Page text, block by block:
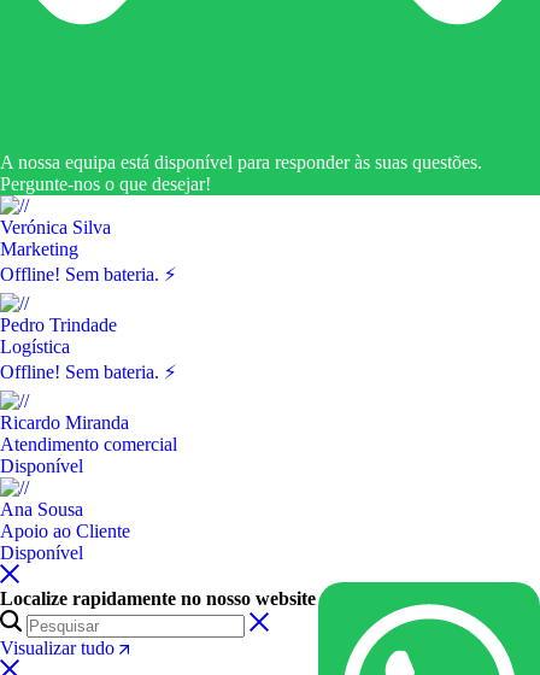
A nossa equipa está disponível para responder às suas questões.
Pergunte-nos o que desejar!
Verónica Silva
Marketing
Offline! Sem bateria. ⚡
Pedro Trindade
Logística
Offline! Sem bateria. ⚡
Ricardo Miranda
Atendimento comercial
Disponível
Ana Sousa
Apoio ao Cliente
Disponível
Localize rapidamente no nosso website
Visualizar tudo